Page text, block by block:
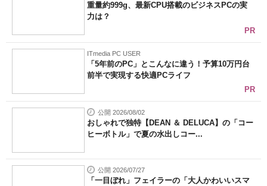
重量約999g、最新CPU搭載のビジネスPCの実
力は？
PR
ITmedia PC USER
「5年前のPC」とこんなに違う！予算10万円台
前半で実現する快適PCライフ
PR
公開 2026/08/02
おしゃれで独特【DEAN ＆ DELUCA】の「コー
ヒーボトル」で夏の水出しコー...
公開 2026/07/27
「一目ぼれ」フェイラーの「大人かわいいスマ